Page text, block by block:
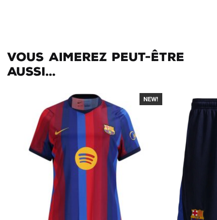
Vous aimerez peut-être
aussi...
-40%
NEW!